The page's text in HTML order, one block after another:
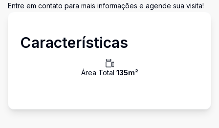
Entre em contato para mais informações e agende sua visita!
Características
Área Total 135m²